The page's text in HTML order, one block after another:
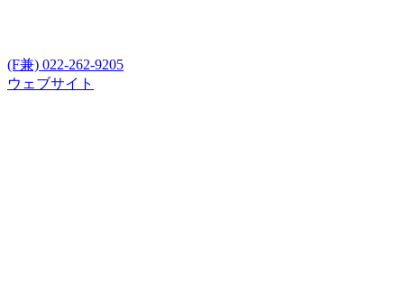
(F兼) 022-262-9205
ウェブサイト